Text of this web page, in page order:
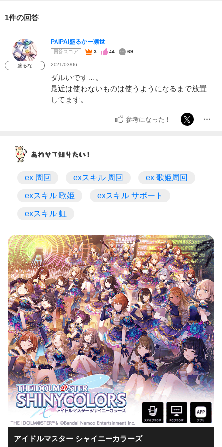
1件の回答
盛るな
PAIPAI盛るかー凛世
回答スコア 3 44 69
2021/03/06
ダルいです…。
最近は使わないものは使うようになるまで放置
してます。
参考になった！
ex 周回 exスキル 周回 ex 歌姫周回
exスキル 歌姫 exスキル サポート
exスキル 虹
アイドルマスター シャイニーカラーズ